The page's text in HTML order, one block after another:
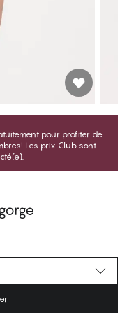
pour profiter de
Les prix Club sont